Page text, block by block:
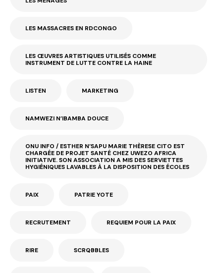
LES MASSACRES EN RDCONGO
LES ŒUVRES ARTISTIQUES UTILISÉS COMME
INSTRUMENT DE LUTTE CONTRE LA HAINE
LISTEN MARKETING
NAMWEZI N’IBAMBA DOUCE
ONU INFO / ESTHER N’SAPU MARIE THÈRESE CITO EST
CHARGÉE DE PROJET SANTÉ CHEZ UWEZO AFRICA
INITIATIVE. SON ASSOCIATION A MIS DES SERVIETTES
HYGIÉNIQUES LAVABLES À LA DISPOSITION DES ÉCOLES
PAIX PATRIE YOTE
RECRUTEMENT REQUIEM POUR LA PAIX
RIRE SCRQBBLES